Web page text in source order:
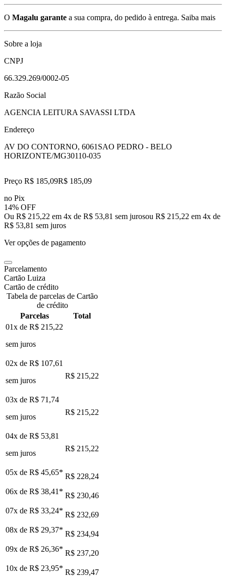
O Magalu garante a sua compra, do pedido à entrega. Saiba mais
Sobre a loja
CNPJ
66.329.269/0002-05
Razão Social
AGENCIA LEITURA SAVASSI LTDA
Endereço
AV DO CONTORNO, 6061 SAO PEDRO - BELO
HORIZONTE/MG30110-035
Preço R$ 185,09R$ 185,09
no Pix
14% OFF
Ou R$ 215,22 em 4x de R$ 53,81 sem jurosou R$ 215,22 em 4x de
R$ 53,81 sem juros
Ver opções de pagamento
Parcelamento
Cartão Luiza
Cartão de crédito
Tabela de parcelas de Cartão
de crédito
Parcelas
Total
01x de R$ 215,22
sem juros
02x de R$ 107,61
sem juros
R$ 215,22
03x de R$ 71,74
sem juros
R$ 215,22
04x de R$ 53,81
sem juros
R$ 215,22
05x de R$ 45,65* R$ 228,24
06x de R$ 38,41 * R$ 230,46
07x de R$ 33,24* R$ 232,69
08x de R$ 29,37* R$ 234,94
09x de R$ 26,36* R$ 237,20
10x de R$ 23,95* R$ 239,47